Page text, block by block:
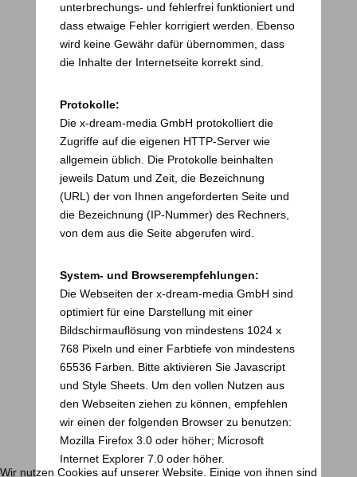
unterbrechungs- und fehlerfrei funktioniert und
dass etwaige Fehler korrigiert werden. Ebenso
wird keine Gewähr dafür übernommen, dass
die Inhalte der Internetseite korrekt sind.
Protokolle:
Die x-dream-media GmbH protokolliert die
Zugriffe auf die eigenen HTTP-Server wie
allgemein üblich. Die Protokolle beinhalten
jeweils Datum und Zeit, die Bezeichnung
(URL) der von Ihnen angeforderten Seite und
die Bezeichnung (IP-Nummer) des Rechners,
von dem aus die Seite abgerufen wird.
System- und Browserempfehlungen:
Die Webseiten der x-dream-media GmbH sind
optimiert für eine Darstellung mit einer
Bildschirmauflösung von mindestens 1024 x
768 Pixeln und einer Farbtiefe von mindestens
65536 Farben. Bitte aktivieren Sie Javascript
und Style Sheets. Um den vollen Nutzen aus
den Webseiten ziehen zu können, empfehlen
wir einen der folgenden Browser zu benutzen:
Mozilla Firefox 3.0 oder höher; Microsoft
Internet Explorer 7.0 oder höher.
Wir nutzen Cookies auf unserer Website. Einige von ihnen sind